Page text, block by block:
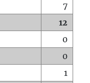
7
12
0
0
1